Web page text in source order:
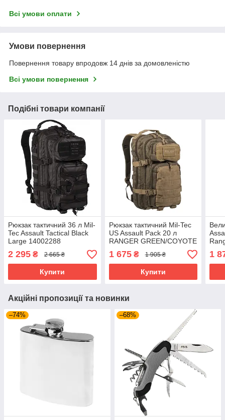
Всі умови оплати
Умови повернення
Повернення товару впродовж 14 днів за домовленістю
Всі умови повернення
Подібні товари компанії
Рюкзак тактичний 36 л Mil-
Tec Assault Tactical Black
Large 14002288
2 295 ₴ 2 665 ₴
Купити
Рюкзак тактичний Mil-Tec
US Assault Pack 20 л
RANGER GREEN/COYOTE
14002102
1 675₴ 1 905 ₴
Купити
1
Акційні пропозиції та новинки
–74% –68%